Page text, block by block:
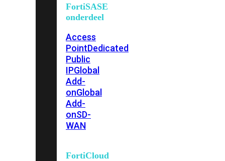
FortiSASE
onderdeel
Access
PointDedicated
Public
IPGlobal
Add-
onGlobal
Add-
onSD-
WAN
FortiCloud